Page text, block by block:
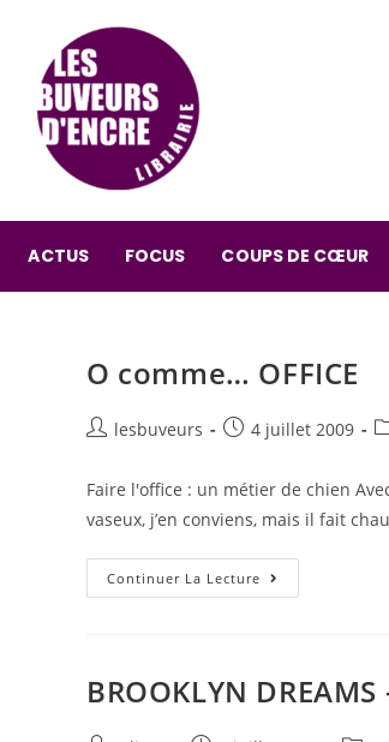
ACTUS FOCUS COUPS DE CŒUR
O comme… OFFICE
lesbuveurs 4 juillet 2009
Faire l'office : un métier de chien
vaseux, j’en conviens, mais il fait
Continuer La Lecture
BROOKLYN